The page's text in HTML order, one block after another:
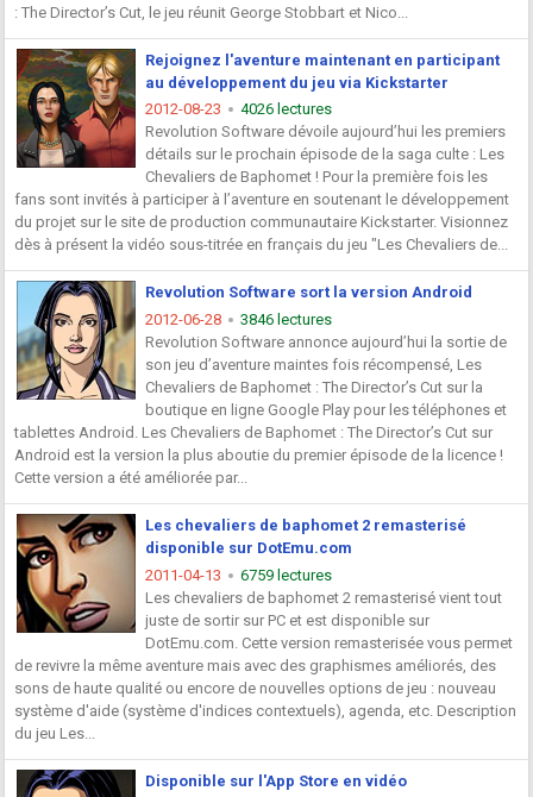
: The Director’s Cut, le jeu réunit George Stobbart et Nico...
Rejoignez l'aventure maintenant en participant
au développement du jeu via Kickstarter
2012-08-23
4026 lectures
Revolution Software dévoile aujourd’hui les premiers
détails sur le prochain épisode de la saga culte : Les
Chevaliers de Baphomet ! Pour la première fois les
fans sont invités à participer à l’aventure en soutenant le développement
du projet sur le site de production communautaire Kickstarter. Visionnez
dès à présent la vidéo sous-titrée en français du jeu "Les Chevaliers de...
Revolution Software sort la version Android
2012-06-28
3846 lectures
Revolution Software annonce aujourd’hui la sortie de
son jeu d’aventure maintes fois récompensé, Les
Chevaliers de Baphomet : The Director’s Cut sur la
boutique en ligne Google Play pour les téléphones et
tablettes Android. Les Chevaliers de Baphomet : The Director’s Cut sur
Android est la version la plus aboutie du premier épisode de la licence !
Cette version a été améliorée par...
Les chevaliers de baphomet 2 remasterisé
disponible sur DotEmu.com
2011-04-13
6759 lectures
Les chevaliers de baphomet 2 remasterisé vient tout
juste de sortir sur PC et est disponible sur
DotEmu.com. Cette version remasterisée vous permet
de revivre la même aventure mais avec des graphismes améliorés, des
sons de haute qualité ou encore de nouvelles options de jeu : nouveau
système d'aide (système d'indices contextuels), agenda, etc. Description
du jeu Les...
Disponible sur l'App Store en vidéo